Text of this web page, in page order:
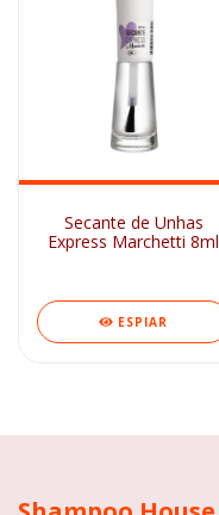
Secante de Unhas
Express Marchetti 8ml
ESPIAR